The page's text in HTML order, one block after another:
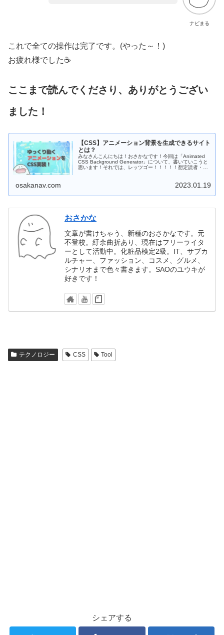
ナビまる
これで全ての操作は完了です。(やった～！)
お疲れ様でした☕
ここまで読んでくださり、ありがとうござい
ました！
【CSS】アニメーション背景を生成できるサイト
とは？
みなさんこんにちは！おさかなです！今回は「Animated
CSS Background Generator」について、書いていこうと
思います！それでは、レッツゴー！！！！！想定読者・ふ
osakanav.com 2023.01.19
おさかな
文章が書けちゃう、新種のおさかなです。元
不登校。紆余曲折あり、現在はフリーライタ
ーとして活動中。化粧品検定2級。IT、サブカ
ルチャー、ファッション、コスメ、グルメ、
シナリオまで色々書きます。SAOのユウキが
好きです！
テクノロジー CSS Tool
シェアする